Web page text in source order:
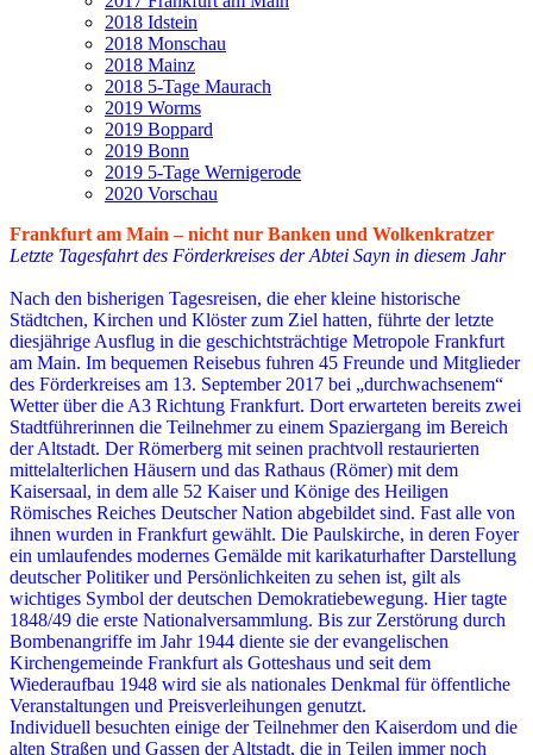
2018 Idstein
2018 Monschau
2018 Mainz
2018 5-Tage Maurach
2019 Worms
2019 Boppard
2019 Bonn
2019 5-Tage Wernigerode
2020 Vorschau
Frankfurt am Main – nicht nur Banken und Wolkenkratzer
Letzte Tagesfahrt des Förderkreises der Abtei Sayn in diesem Jahr
Nach den bisherigen Tagesreisen, die eher kleine historische
Städtchen, Kirchen und Klöster zum Ziel hatten, führte der letzte
diesjährige Ausflug in die geschichtsträchtige Metropole Frankfurt
am Main. Im bequemen Reisebus fuhren 45 Freunde und Mitglieder
des Förderkreises am 13. September 2017 bei „durchwachsenem“
Wetter über die A3 Richtung Frankfurt. Dort erwarteten bereits zwei
Stadtführerinnen die Teilnehmer zu einem Spaziergang im Bereich
der Altstadt. Der Römerberg mit seinen prachtvoll restaurierten
mittelalterlichen Häusern und das Rathaus (Römer) mit dem
Kaisersaal, in dem alle 52 Kaiser und Könige des Heiligen
Römisches Reiches Deutscher Nation abgebildet sind. Fast alle von
ihnen wurden in Frankfurt gewählt. Die Paulskirche, in deren Foyer
ein umlaufendes modernes Gemälde mit karikaturhafter Darstellung
deutscher Politiker und Persönlichkeiten zu sehen ist, gilt als
wichtiges Symbol der deutschen Demokratiebewegung. Hier tagte
1848/49 die erste Nationalversammlung. Bis zur Zerstörung durch
Bombenangriffe im Jahr 1944 diente sie der evangelischen
Kirchengemeinde Frankfurt als Gotteshaus und seit dem
Wiederaufbau 1948 wird sie als nationales Denkmal für öffentliche
Veranstaltungen und Preisverleihungen genutzt.
Individuell besuchten einige der Teilnehmer den Kaiserdom und die
alten Straßen und Gassen der Altstadt, die in Teilen immer noch